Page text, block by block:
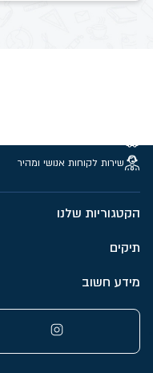
שירות לקוחות אנושי ומהיר
הקטגוריות שלנו
תיקים
מידע חשוב